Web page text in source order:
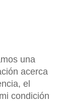
una
acerca
el
condición